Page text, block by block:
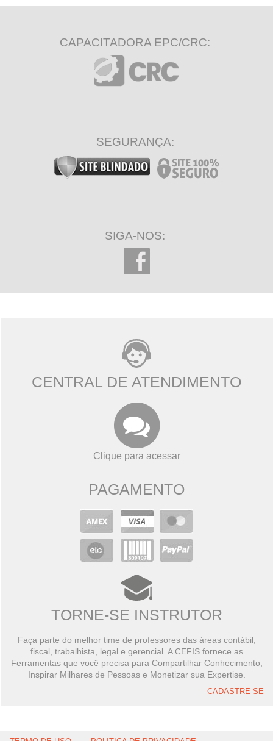
CAPACITADORA EPC/CRC:
SEGURANÇA:
SIGA-NOS:
CENTRAL DE ATENDIMENTO
Clique para acessar
PAGAMENTO
TORNE-SE INSTRUTOR
Faça parte do melhor time de professores das áreas contábil,
fiscal, trabalhista, legal e gerencial. A CEFIS fornece as
Ferramentas que você precisa para Compartilhar Conhecimento,
Inspirar Milhares de Pessoas e Monetizar sua Expertise.
CADASTRE-SE